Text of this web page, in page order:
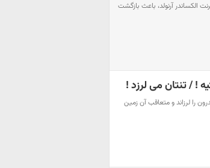
الکساندر آرنولد، باعث بازگشت
! / تنتان می لرزد !
به قدرت 7.7 ریشتر منطقه اسکندرون را لرزاند و متعاقب آن زمین